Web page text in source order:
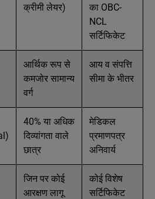
क्रीमी लेयर)
का OBC-
NCL
सर्टिफिकेट
आर्थिक रूप से
कमजोर सामान्य
वर्ग
आय व संपत्ति
सीमा के भीतर
40% या अधिक
दिव्यांगता वाले
छात्र
मेडिकल
प्रमाणपत्र
अनिवार्य
जिन पर कोई
आरक्षण लागू
कोई विशेष
सर्टिफिकेट